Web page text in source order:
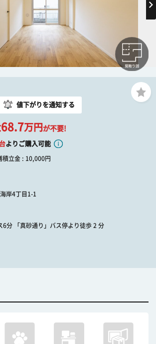
値下がりを通知する
68.7万円 が不要!
よりご購入可能
積立金 : 10,000円
岸4丁目1-1
6分 「真砂通り」バス停より徒歩 2 分